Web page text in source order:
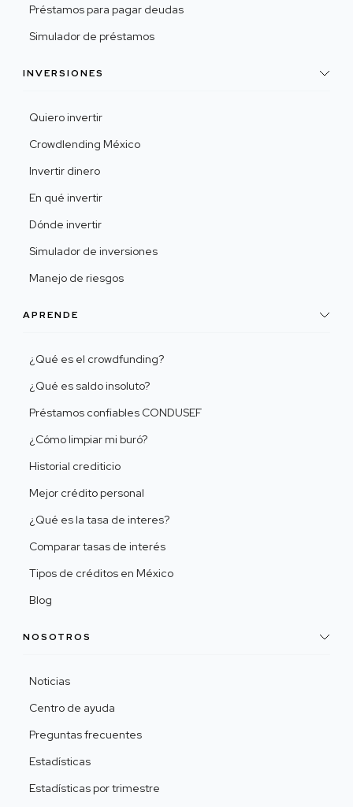
Préstamos para pagar deudas
Simulador de préstamos
INVERSIONES
Quiero invertir
Crowdlending México
Invertir dinero
En qué invertir
Dónde invertir
Simulador de inversiones
Manejo de riesgos
APRENDE
¿Qué es el crowdfunding?
¿Qué es saldo insoluto?
Préstamos confiables CONDUSEF
¿Cómo limpiar mi buró?
Historial crediticio
Mejor crédito personal
¿Qué es la tasa de interes?
Comparar tasas de interés
Tipos de créditos en México
Blog
NOSOTROS
Noticias
Centro de ayuda
Preguntas frecuentes
Estadísticas
Estadísticas por trimestre